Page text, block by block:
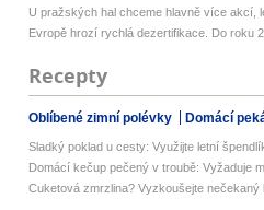
U pražských hal chceme hlavně více akcí,
Evropě hrozí rychlá dezertifikace. Do roku
Recepty
Oblíbené zimní polévky Domácí
Sladký poklad u cesty: Využijte letní
Domácí kečup pečený v troubě: Vyžaduje
Cuketová zmrzlina? Vyzkoušejte nečekaný